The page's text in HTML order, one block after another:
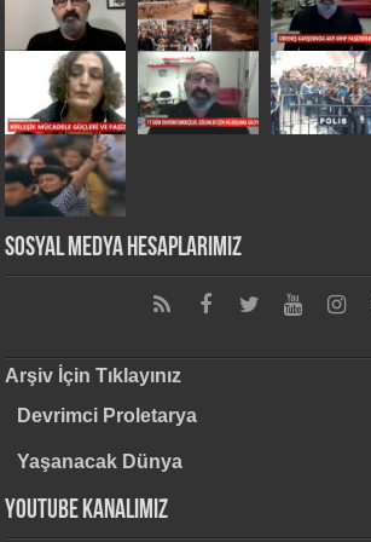
Sosyal Medya Hesaplarımız
Arşiv İçin Tıklayınız
Devrimci Proletarya
Yaşanacak Dünya
Youtube Kanalımız